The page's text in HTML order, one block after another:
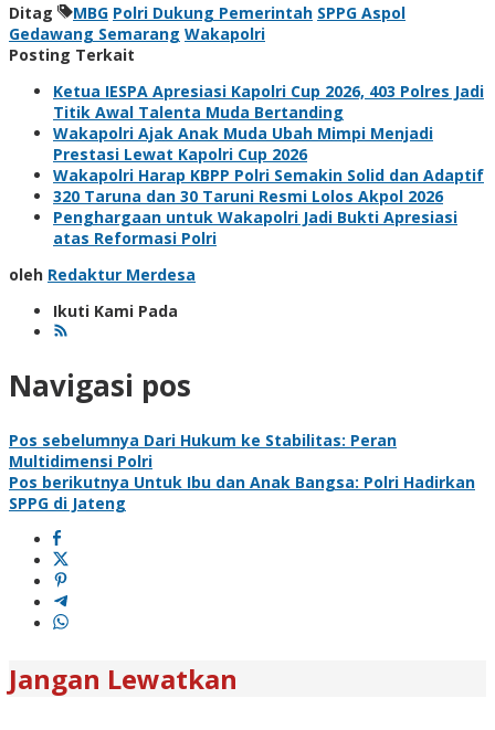
Ditag MBG Polri Dukung Pemerintah SPPG Aspol
Gedawang Semarang Wakapolri
Posting Terkait
Ketua IESPA Apresiasi Kapolri Cup 2026, 403 Polres Jadi
Titik Awal Talenta Muda Bertanding
Wakapolri Ajak Anak Muda Ubah Mimpi Menjadi
Prestasi Lewat Kapolri Cup 2026
Wakapolri Harap KBPP Polri Semakin Solid dan Adaptif
320 Taruna dan 30 Taruni Resmi Lolos Akpol 2026
Penghargaan untuk Wakapolri Jadi Bukti Apresiasi
atas Reformasi Polri
oleh Redaktur Merdesa
Ikuti Kami Pada
Navigasi pos
Pos sebelumnya Dari Hukum ke Stabilitas: Peran
Multidimensi Polri
Pos berikutnya Untuk Ibu dan Anak Bangsa: Polri Hadirkan
SPPG di Jateng
Jangan Lewatkan